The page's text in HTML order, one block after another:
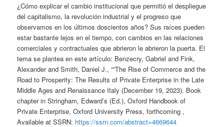
¿Cómo explicar el cambio institucional que permitió el despliegue
del capitalismo, la revolución industrial y el progreso que
observamos en los últimos doscientos años? Sus raíces pueden
estar bastante lejos en el tiempo, con cambios en las relaciones
comerciales y contractuales que abrieron le abrieron la puerta. El
tema se plantea en este artículo: Benzecry, Gabriel and Fink,
Alexander and Smith, Daniel J., “”The Rise of Commerce and the
Road to Prosperity: The Results of Private Enterprise in the Late
Middle Ages and Renaissance Italy (December 19, 2023). Book
chapter in Stringham, Edward’s (Ed.), Oxford Handbook of
Private Enterprise, Oxford University Press, forthcoming ,
Available at SSRN: https://ssrn.com/abstract=4669644